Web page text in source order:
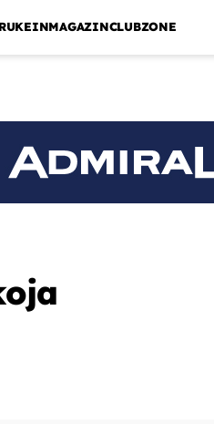
INMAGAZINCLUBZONE